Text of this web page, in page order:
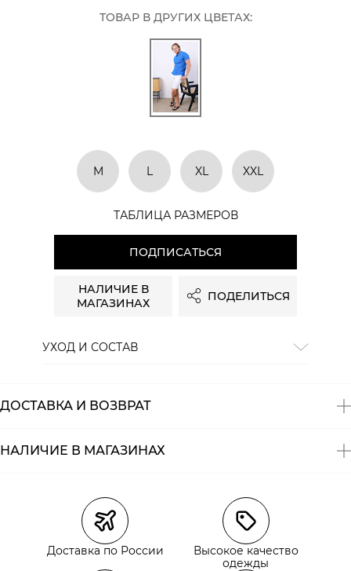
ТОВАР В ДРУГИХ ЦВЕТАХ:
M L XL XXL
ТАБЛИЦА РАЗМЕРОВ
ПОДПИСАТЬСЯ
НАЛИЧИЕ В
МАГАЗИНАХ
ПОДЕЛИТЬСЯ
УХОД И СОСТАВ
ДОСТАВКА И ВОЗВРАТ
Курьерская доставка СДЭК
Самовывоз из пункта выдачи СДЭК
Самовывоз из наших магазинов
НАЛИЧИЕ В МАГАЗИНАХ
Доставка по России
Высокое качество
одежды